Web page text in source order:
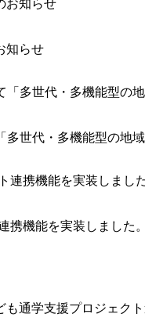
知らせ
多世代・多機能型の地
携機能を実装しました。